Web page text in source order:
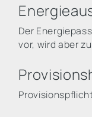
Der
vor, wird aber